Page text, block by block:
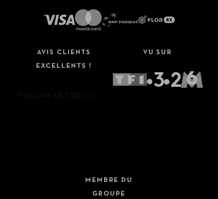
AVIS CLIENTS
EXCELLENTS !
VU SUR
MEMBRE DU
GROUPE